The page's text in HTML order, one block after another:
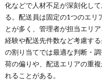
化などで人材不足が深刻化し
る。配送員は固定の1つのエリ
とが多く、管理者が担当エリ
経験や配送先件数など考慮す
の割り当てでは最適な判断・
荷の偏りや、配送エリアの重
れることがある。